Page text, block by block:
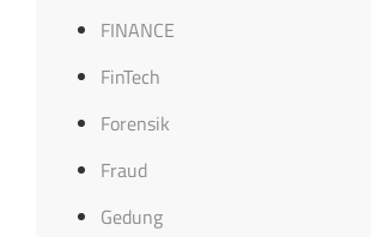
FINANCE
FinTech
Forensik
Fraud
Gedung